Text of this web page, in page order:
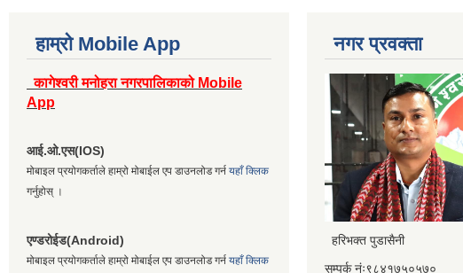
हाम्रो Mobile App
कागेश्वरी मनोहरा नगरपालिकाको Mobile
App
आई.ओ.एस(IOS)
मोबाइल प्रयोगकर्ताले हाम्रो मोबाईल एप डाउनलोड गर्न यहाँ क्लिक
गर्नुहोस् ।
एण्डरोईड(Android)
मोबाइल प्रयोगकर्ताले हाम्रो मोबाईल एप डाउनलोड गर्न यहाँ क्लिक
नगर प्रवक्ता
हरिभक्त पुडासैनी
सम्पर्क नंः९८४१७५०५७०